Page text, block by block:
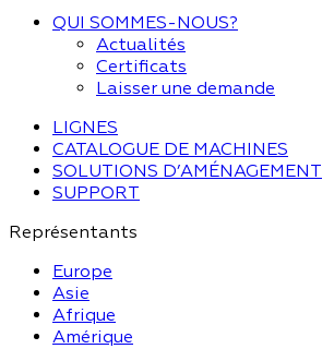
QUI SOMMES-NOUS?
Actualités
Certificats
Laisser une demande
LIGNES
CATALOGUE DE MACHINES
SOLUTIONS D’AMÉNAGEMENT
SUPPORT
Représentants
Europe
Asie
Afrique
Amérique